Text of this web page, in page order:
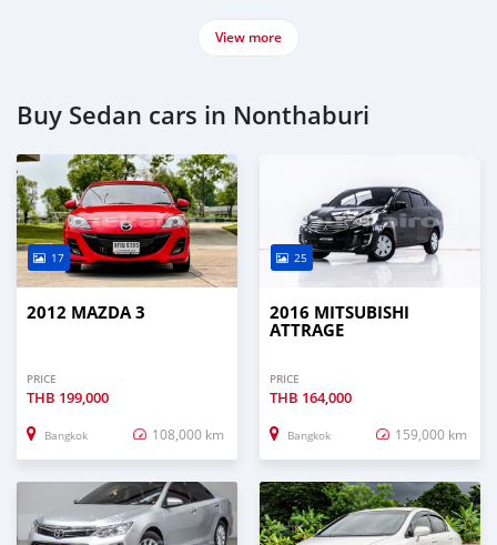
View more
Buy Sedan cars in Nonthaburi
17
2012 MAZDA 3
PRICE
THB 199,000
Bangkok 108,000 km
25
2016 MITSUBISHI
ATTRAGE
PRICE
THB 164,000
Bangkok 159,000 km